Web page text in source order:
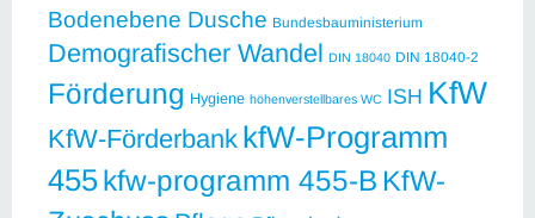
Bodenebene Dusche Bundesbauministerium
Demografischer Wandel DIN 18040 DIN 18040-2
Förderung Hygiene höhenverstellbares WC ISH KfW
KfW-Förderbank kfW-Programm
455kfw-programm 455-B KfW-